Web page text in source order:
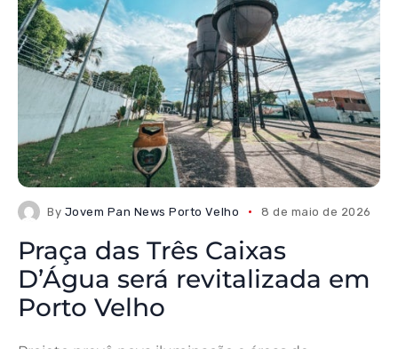
By Jovem Pan News Porto Velho 8 de maio de 2026
Praça das Três Caixas
D’Água será revitalizada em
Porto Velho